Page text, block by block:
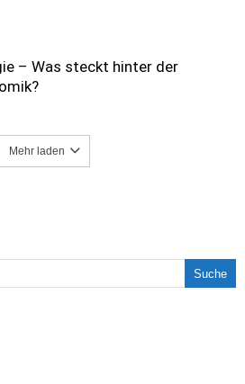
– Was steckt hinter der
Mehr laden